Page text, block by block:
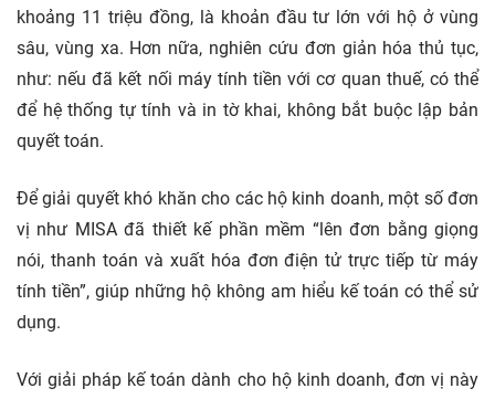
khoảng 11 triệu đồng, là khoản đầu tư lớn với hộ ở vùng
sâu, vùng xa. Hơn nữa, nghiên cứu đơn giản hóa thủ tục,
như: nếu đã kết nối máy tính tiền với cơ quan thuế, có thể
để hệ thống tự tính và in tờ khai, không bắt buộc lập bản
quyết toán.
Để giải quyết khó khăn cho các hộ kinh doanh, một số đơn
vị như MISA đã thiết kế phần mềm “lên đơn bằng giọng
nói, thanh toán và xuất hóa đơn điện tử trực tiếp từ máy
tính tiền”, giúp những hộ không am hiểu kế toán có thể sử
dụng.
Với giải pháp kế toán dành cho hộ kinh doanh, đơn vị này